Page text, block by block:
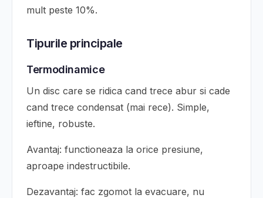
mult peste 10%.
Tipurile principale
Termodinamice
Un disc care se ridica cand trece abur si cade
cand trece condensat (mai rece). Simple,
ieftine, robuste.
Avantaj: functioneaza la orice presiune,
aproape indestructibile.
Dezavantaj: fac zgomot la evacuare, nu